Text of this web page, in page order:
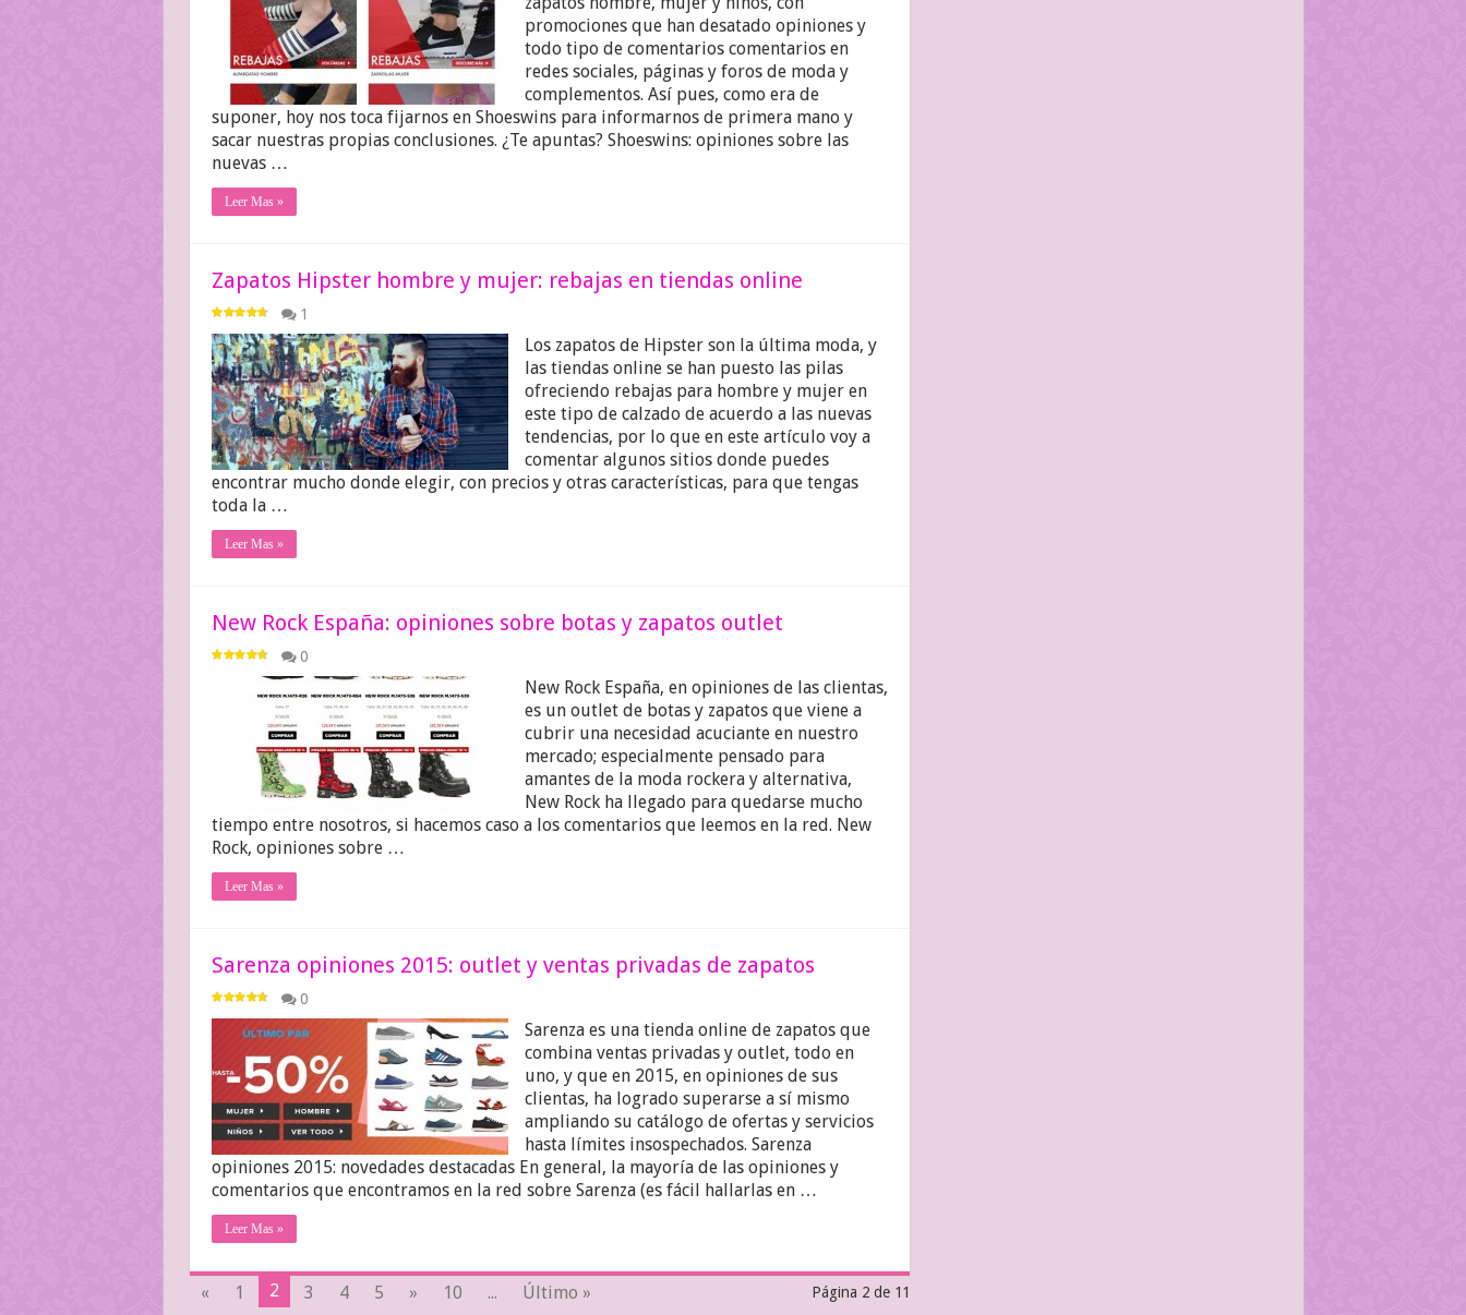
promociones que han desatado opiniones y
todo tipo de comentarios comentarios en
redes sociales, páginas y foros de moda y
complementos. Así pues, como era de
suponer, hoy nos toca fijarnos en Shoeswins para informarnos de primera mano y
sacar nuestras propias conclusiones. ¿Te apuntas? Shoeswins: opiniones sobre las
nuevas …
Leer Mas »
Zapatos Hipster hombre y mujer: rebajas en tiendas online
1
Los zapatos de Hipster son la última moda, y
las tiendas online se han puesto las pilas
ofreciendo rebajas para hombre y mujer en
este tipo de calzado de acuerdo a las nuevas
tendencias, por lo que en este artículo voy a
comentar algunos sitios donde puedes
encontrar mucho donde elegir, con precios y otras características, para que tengas
toda la …
Leer Mas »
New Rock España: opiniones sobre botas y zapatos outlet
0
New Rock España, en opiniones de las clientas,
es un outlet de botas y zapatos que viene a
cubrir una necesidad acuciante en nuestro
mercado; especialmente pensado para
amantes de la moda rockera y alternativa,
New Rock ha llegado para quedarse mucho
tiempo entre nosotros, si hacemos caso a los comentarios que leemos en la red. New
Rock, opiniones sobre …
Leer Mas »
Sarenza opiniones 2015: outlet y ventas privadas de zapatos
0
Sarenza es una tienda online de zapatos que
combina ventas privadas y outlet, todo en
uno, y que en 2015, en opiniones de sus
clientas, ha logrado superarse a sí mismo
ampliando su catálogo de ofertas y servicios
hasta límites insospechados. Sarenza
opiniones 2015: novedades destacadas En general, la mayoría de las opiniones y
comentarios que encontramos en la red sobre Sarenza (es fácil hallarlas en …
Leer Mas »
Página 2 de 11
« 1 2 3 4 5 » 10 ... Último »